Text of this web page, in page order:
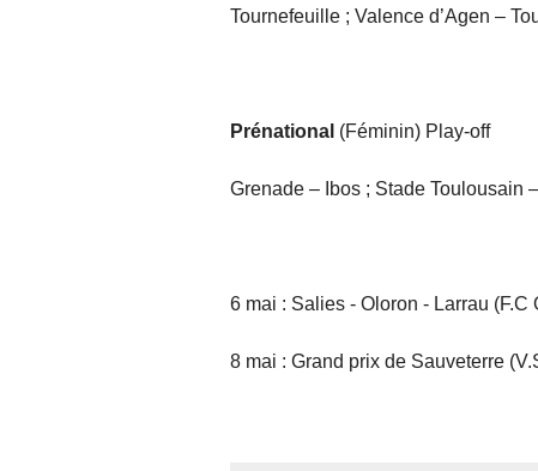
Tournefeuille ; Valence d’Agen –
Prénational (Féminin) Play-off
Grenade – Ibos ; Stade Toulousain
6 mai : Salies - Oloron - Larrau (F.C
8 mai : Grand prix de Sauveterre